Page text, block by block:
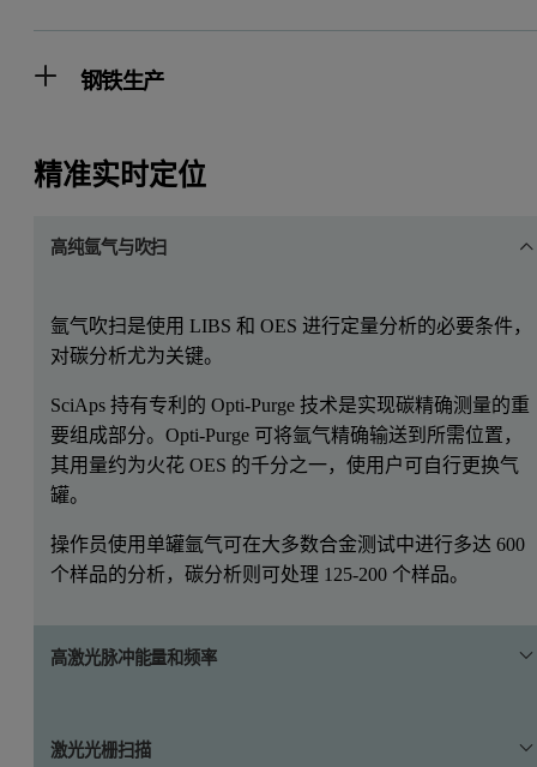
钢铁生产
精准实时定位
高纯氩气与吹扫
氩气吹扫是使用 LIBS 和 OES 进行定量分析的必要条件，
对碳分析尤为关键。
SciAps 持有专利的 Opti-Purge 技术是实现碳精确测量的重
要组成部分。Opti-Purge 可将氩气精确输送到所需位置，
其用量约为火花 OES 的千分之一，使用户可自行更换气
罐。
操作员使用单罐氩气可在大多数合金测试中进行多达 600
个样品的分析，碳分析则可处理 125-200 个样品。
高激光脉冲能量和频率
SciAps 激光在样品上输出 5-6 mJ/脉冲，重复频率为 50
激光光栅扫描